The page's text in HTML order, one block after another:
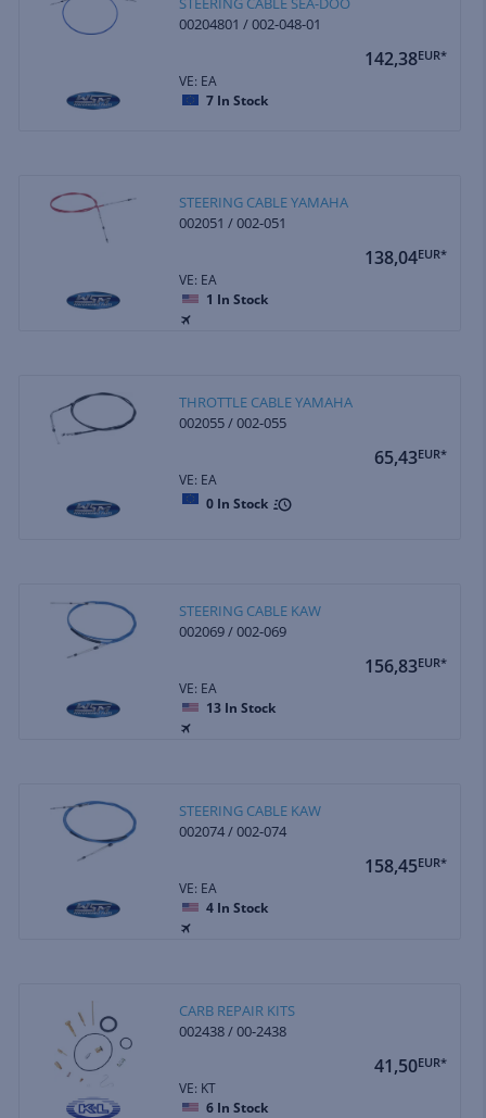
00204801 / 002-048-01
142,38EUR*
VE: EA
7 In Stock
STEERING CABLE YAMAHA
002051 / 002-051
138,04EUR*
VE: EA
1 In Stock
THROTTLE CABLE YAMAHA
002055 / 002-055
65,43EUR*
VE: EA
0 In Stock
STEERING CABLE KAW
002069 / 002-069
156,83EUR*
VE: EA
13 In Stock
STEERING CABLE KAW
002074 / 002-074
158,45EUR*
VE: EA
4 In Stock
CARB REPAIR KITS
002438 / 00-2438
41,50EUR*
VE: KT
6 In Stock